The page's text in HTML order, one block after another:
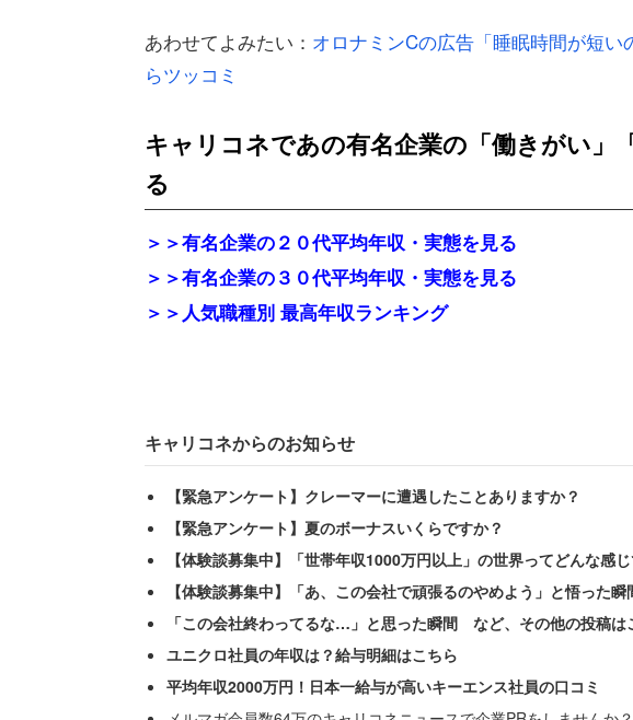
あわせてよみたい： オロナミンCの広告「睡眠時間が短
らツッコミ
キャリコネであの有名企業の「働きがい」
る
＞＞有名企業の２０代平均年収・実態を見る
＞＞有名企業の３０代平均年収・実態を見る
＞＞人気職種別 最高年収ランキング
キャリコネからのお知らせ
【緊急アンケート】クレーマーに遭遇したことありますか？
【緊急アンケート】夏のボーナスいくらですか？
【体験談募集中】「世帯年収1000万円以上」の世界ってどんな感
【体験談募集中】「あ、この会社で頑張るのやめよう」と悟った瞬
「この会社終わってるな…」と思った瞬間 など、その他の投稿は
ユニクロ社員の年収は？給与明細はこちら
平均年収2000万円！日本一給与が高いキーエンス社員の口コミ